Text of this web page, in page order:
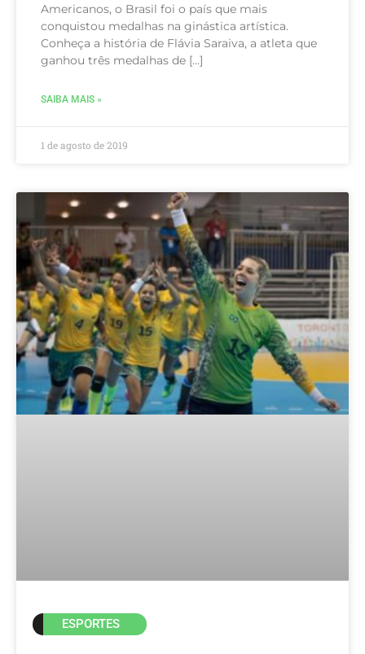
Americanos, o Brasil foi o país que mais
conquistou medalhas na ginástica artística.
Conheça a história de Flávia Saraiva, a atleta que
ganhou três medalhas de […]
SAIBA MAIS »
1 de agosto de 2019
ESPORTES